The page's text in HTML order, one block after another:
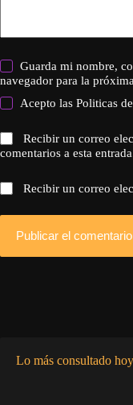
Guarda mi nombre,
navegador para la
Acepto lasPoliticas
Recibir un correo
comentarios a esta
Recibir un correo
Publicar el comentario
Lo más consultado hoy